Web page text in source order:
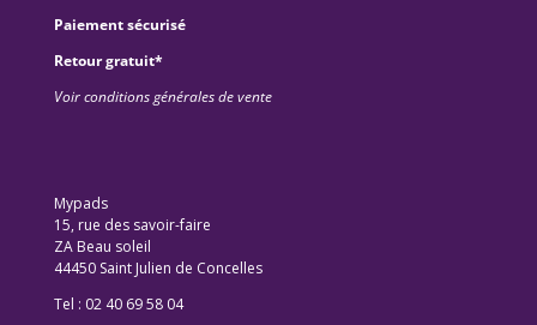
Paiement sécurisé
Retour gratuit*
Voir conditions générales de vente
Mypads
15, rue des savoir-faire
ZA Beau soleil
44450 Saint Julien de Concelles
Tel : 02 40 69 58 04